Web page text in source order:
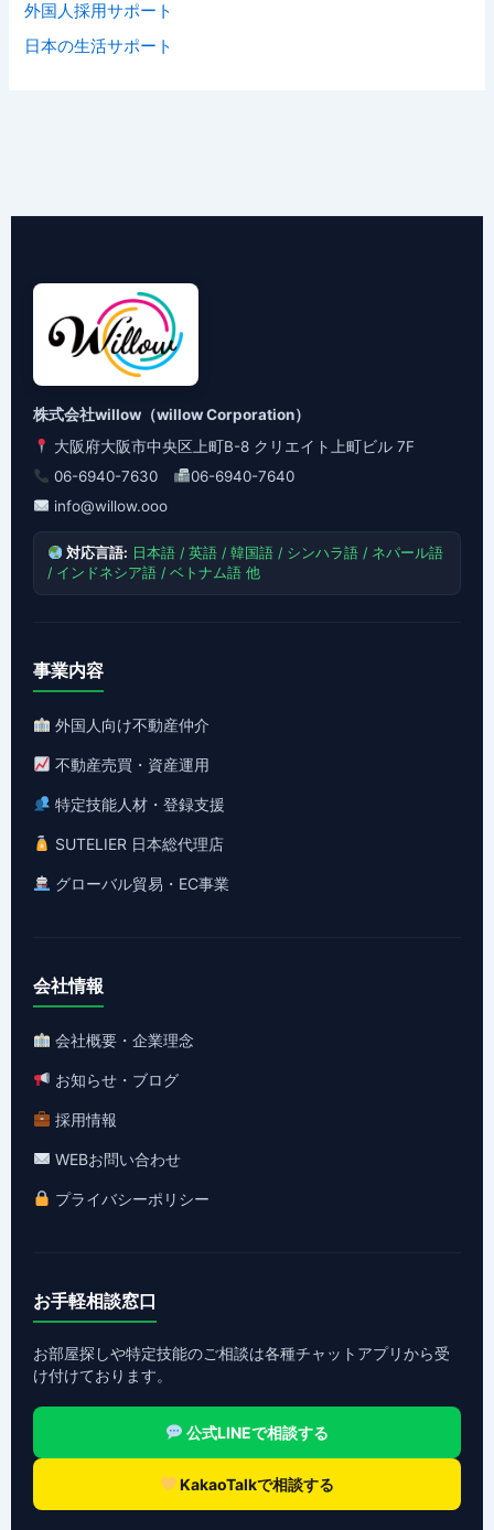
外国人採用サポート
日本の生活サポート
株式会社willow（willow Corporation）
大阪府大阪市中央区上町B-8 クリエイト上町ビル 7F
06-6940-7630
06-6940-7640
info@willow.ooo
対応言語: 日本語 / 英語 / 韓国語 / シンハラ語 / ネパール語
/ インドネシア語 / ベトナム語 他
事業内容
外国人向け不動産仲介
不動産売買・資産運用
特定技能人材・登録支援
SUTELIER 日本総代理店
グローバル貿易・EC事業
会社情報
会社概要・企業理念
お知らせ・ブログ
採用情報
WEBお問い合わせ
プライバシーポリシー
お手軽相談窓口
お部屋探しや特定技能のご相談は各種チャットアプリから受
け付けております。
公式LINEで相談する
KakaoTalkで相談する